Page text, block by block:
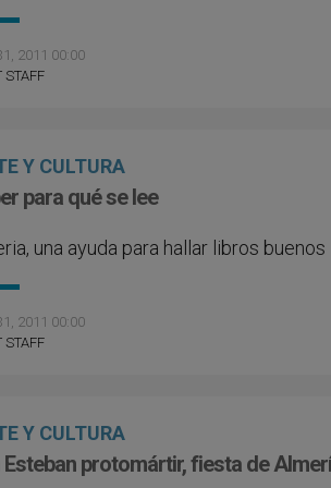
2011 00:00
STAFF
Y CULTURA
para qué se lee
una ayuda para hallar libros buenos
2011 00:00
STAFF
Y CULTURA
Esteban protomártir, fiesta de